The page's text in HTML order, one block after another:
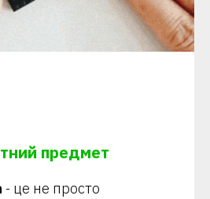
предмет
- це не просто